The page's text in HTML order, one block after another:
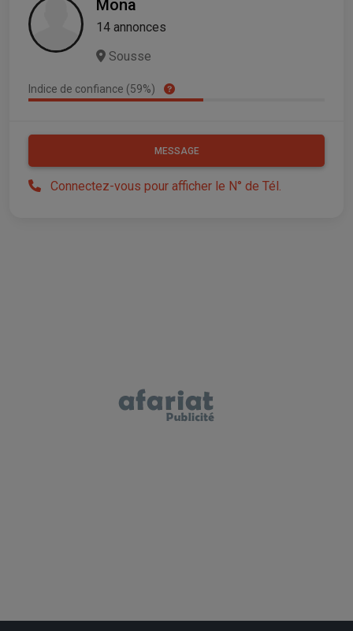
Mona
14 annonces
Sousse
Indice de confiance (59%)
MESSAGE
Connectez-vous pour afficher le N° de Tél.